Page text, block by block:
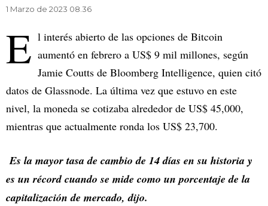
1 Marzo de 2023 08.36
E l interés abierto de las opciones de Bitcoin
aumentó en febrero a US$ 9 mil millones, según
Jamie Coutts de Bloomberg Intelligence, quien citó
datos de Glassnode. La última vez que estuvo en este
nivel, la moneda se cotizaba alrededor de US$ 45,000,
mientras que actualmente ronda los US$ 23,700.
Es la mayor tasa de cambio de 14 días en su historia y
es un récord cuando se mide como un porcentaje de la
capitalización de mercado, dijo.